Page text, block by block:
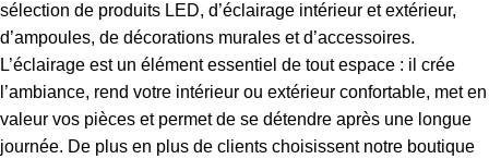
sélection de produits LED, d’éclairage intérieur et extérieur,
d’ampoules, de décorations murales et d’accessoires.
L’éclairage est un élément essentiel de tout espace : il crée
l’ambiance, rend votre intérieur ou extérieur confortable, met en
valeur vos pièces et permet de se détendre après une longue
journée. De plus en plus de clients choisissent notre boutique